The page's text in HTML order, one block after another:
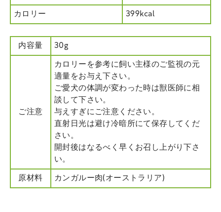
カロリー 399kcal
内容量 30g
ご注意
カロリーを参考に飼い主様のご監視の元
適量をお与え下さい。
ご愛犬の体調が変わった時は獣医師に相
談して下さい。
与えすぎにご注意ください。
直射日光は避け冷暗所にて保存してくだ
さい。
開封後はなるべく早くお召し上がり下さ
い。
原材料 カンガルー肉(オーストラリア)